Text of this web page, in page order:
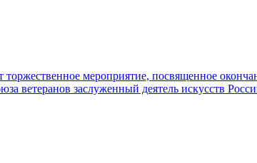
мероприятие, посвященное
ветеранов заслуженный деятель искусств